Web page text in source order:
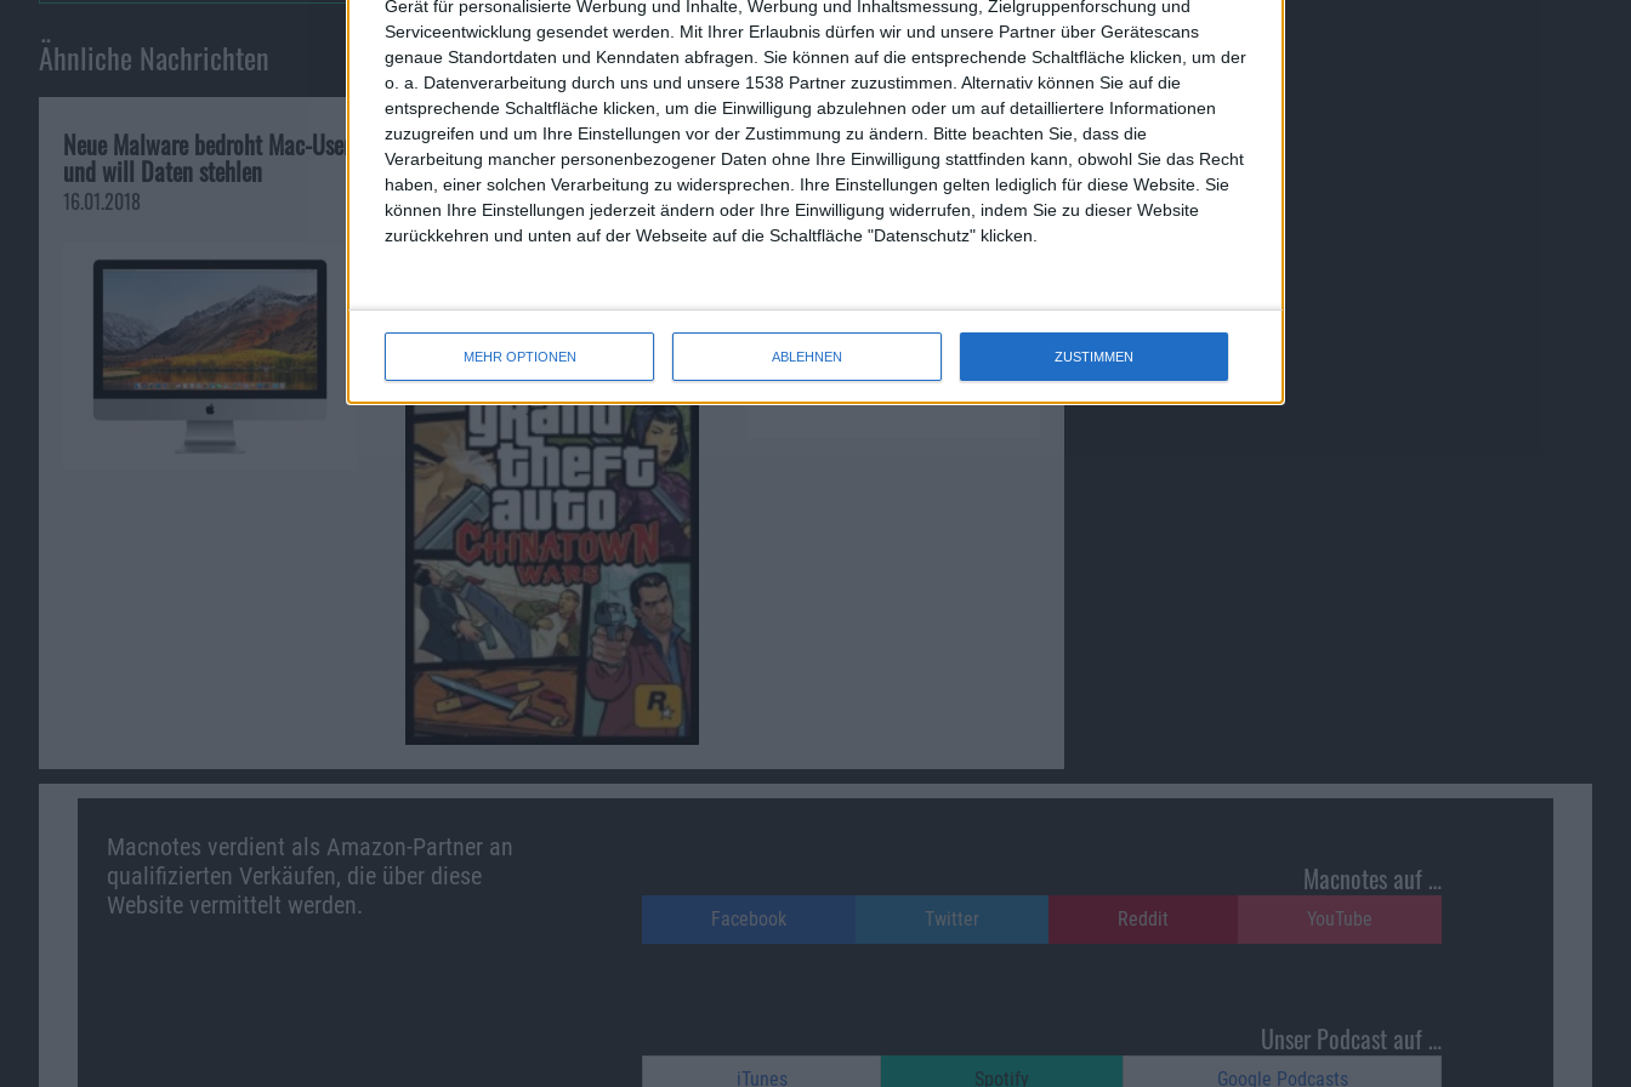
Gerät für personalisierte Werbung und Inhalte, Werbung und Inhaltsmessung, Zielgruppenforschung und
Serviceentwicklung gesendet werden.
Mit Ihrer Erlaubnis dürfen wir und unsere Partner über Gerätescans
genaue Standortdaten und Kenndaten abfragen. Sie können auf die entsprechende Schaltfläche klicken, um der
o. a. Datenverarbeitung durch uns und unsere 1538 Partner zuzustimmen. Alternativ können Sie auf die
entsprechende Schaltfläche klicken, um die Einwilligung abzulehnen oder um auf detailliertere Informationen
zuzugreifen und um Ihre Einstellungen vor der Zustimmung zu ändern.
Bitte beachten Sie, dass die
Verarbeitung mancher personenbezogener Daten ohne Ihre Einwilligung stattfinden kann, obwohl Sie das Recht
haben, einer solchen Verarbeitung zu widersprechen. Ihre Einstellungen gelten lediglich für diese Website. Sie
können Ihre Einstellungen jederzeit ändern oder Ihre Einwilligung widerrufen, indem Sie zu dieser Website
zurückkehren und unten auf der Webseite auf die Schaltfläche "Datenschutz" klicken.
MEHR OPTIONEN ABLEHNEN ZUSTIMMEN
Ähnliche Nachrichten
Neue Malware bedroht Mac-User
und will Daten stehlen
16.01.2018
Test von GTA: Chinatown Wars –
Autodiebstahl auf der PSP
30.10.2009
China Mobile will iPhone mit
TD-SCDMA
20.03.2010
Macnotes verdient als Amazon-Partner an
qualifizierten Verkäufen, die über diese
Website vermittelt werden.
Macnotes auf …
Facebook Twitter Reddit YouTube
Unser Podcast auf …
iTunes Spotify Google Podcasts